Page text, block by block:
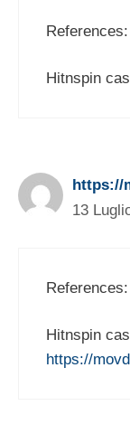
References:
Hitnspin
https://
13
References:
Hitnspin
https://